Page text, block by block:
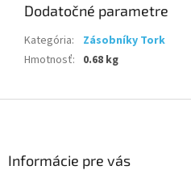
Dodatočné parametre
Kategória:
Zásobníky Tork
Hmotnosť: 0.68 kg
Informácie pre vás